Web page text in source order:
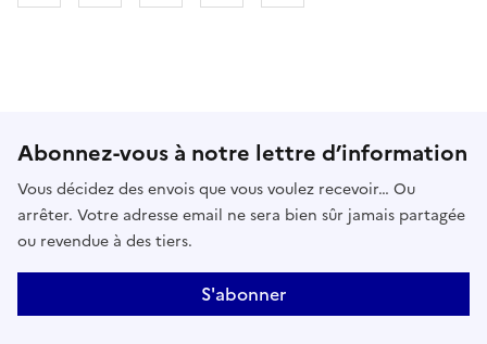
Abonnez-vous à notre lettre d’information
Vous décidez des envois que vous voulez recevoir… Ou
arrêter. Votre adresse email ne sera bien sûr jamais partagée
ou revendue à des tiers.
S'abonner